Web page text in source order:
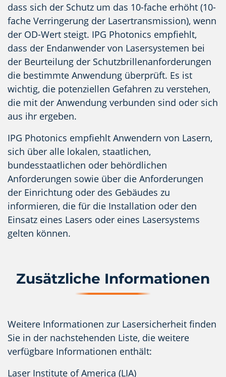
dass sich der Schutz um das 10-fache erhöht (10-
fache Verringerung der Lasertransmission), wenn
der OD-Wert steigt. IPG Photonics empfiehlt,
dass der Endanwender von Lasersystemen bei
der Beurteilung der Schutzbrillenanforderungen
die bestimmte Anwendung überprüft. Es ist
wichtig, die potenziellen Gefahren zu verstehen,
die mit der Anwendung verbunden sind oder sich
aus ihr ergeben.
IPG Photonics empfiehlt Anwendern von Lasern,
sich über alle lokalen, staatlichen,
bundesstaatlichen oder behördlichen
Anforderungen sowie über die Anforderungen
der Einrichtung oder des Gebäudes zu
informieren, die für die Installation oder den
Einsatz eines Lasers oder eines Lasersystems
gelten können.
Zusätzliche Informationen
Weitere Informationen zur Lasersicherheit finden
Sie in der nachstehenden Liste, die weitere
verfügbare Informationen enthält:
Laser Institute of America (LIA)